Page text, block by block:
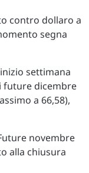
contro dollaro a
segna
settimana
future dicembre
a 66,58),
novembre
alla chiusura